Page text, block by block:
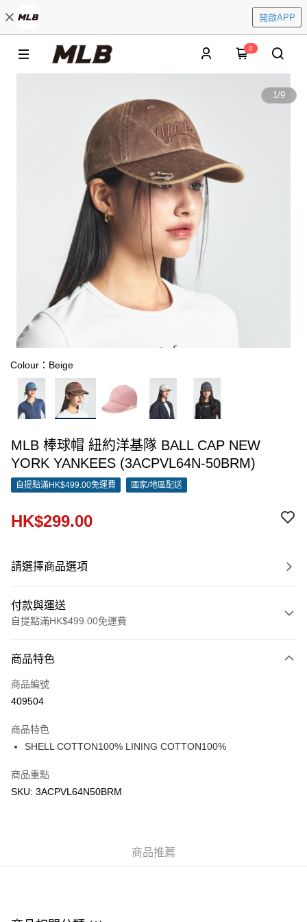
開啟APP
0
1/9
Colour：Beige
MLB 棒球帽 紐約洋基隊 BALL CAP NEW
YORK YANKEES (3ACPVL64N-50BRM)
自提點滿HK$499.00免運費 國家/地區配送
HK$299.00
請選擇商品選項
付款與運送
自提點滿HK$499.00免運費
信用卡
Apple Pay
AlipayHK
WeChat Pay
商品特色
商品編號
409504
商品特色
SHELL COTTON100% LINING COTTON100%
商品重點
SKU: 3ACPVL64N50BRM
商品推薦